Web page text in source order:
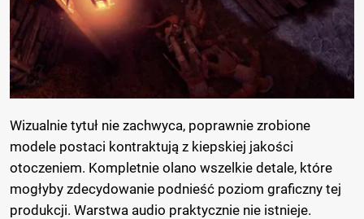
Wizualnie tytuł nie zachwyca, poprawnie zrobione
modele postaci kontraktują z kiepskiej jakości
otoczeniem. Kompletnie olano wszelkie detale, które
mogłyby zdecydowanie podnieść poziom graficzny tej
produkcji. Warstwa audio praktycznie nie istnieje.